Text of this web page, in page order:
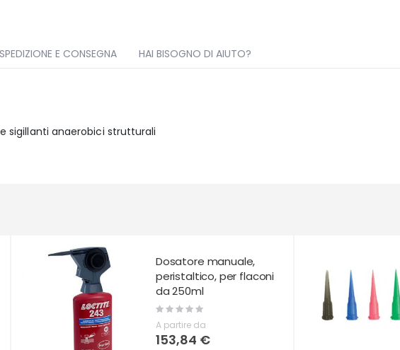
sigillanti anaerobici strutturali
SPEDIZIONE E CONSEGNA HAI BISOGNO DI AIUTO?
Dosatore manuale,
peristaltico, per flaconi
da 250ml
Rating:
A partire da
153,84 €